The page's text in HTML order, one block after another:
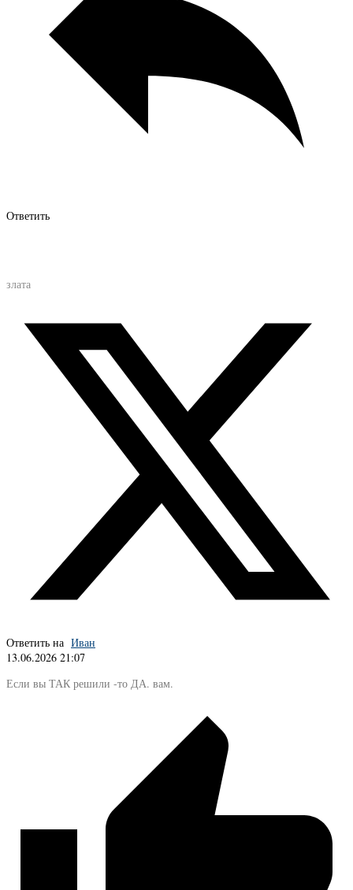
Ответить
злата
Ответить на Иван
13.06.2026 21:07
Если вы ТАК решили -то ДА. вам.